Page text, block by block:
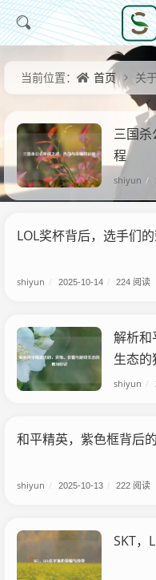
当前位置： 首页 关
三国
程
shiyun /
LOL奖杯背后，选手们
shiyun 2025-10-14 224 阅读
解析和
生态
shiyun
和平精英，紫色框背后
shiyun 2025-10-13 222 阅读
SKT，